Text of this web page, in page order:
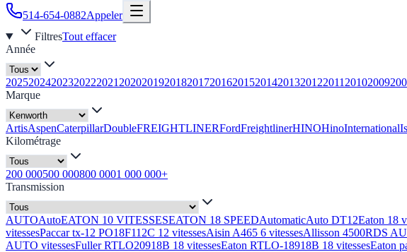
514-654-0882Appeler
FiltresTout effacer
Année
20252024202320222021 2020201920182017201620152014201320122011 20102009
Marque
ArtisAspenCaterpillarDoubleFREIGHTLINERFordFreightlinerHINOHinoInternational
Kilométrage
200 000500 000800 0001 000 000+
Transmission
AUTOAutoEATON 10 VITESSESEATON 18 SPEEDAutomaticAuto DT12Eaton 18
vitessesPaccar tx-12 PO18F112C 12 vitessesAisin A465 6 vitessesAllisson 4500RDS
AUTO vitessesFuller RTLO20918B 18 vitessesEaton RTLO-18918B 18 vitessesEaton